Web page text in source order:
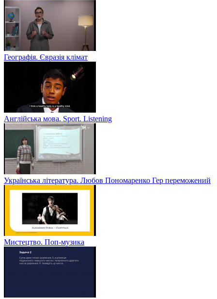
Географія. Євразія клімат
Англійська мова. Sport. Listening
Українська література. Любов Пономаренко Гер переможений
Мистецтво. Поп-музика